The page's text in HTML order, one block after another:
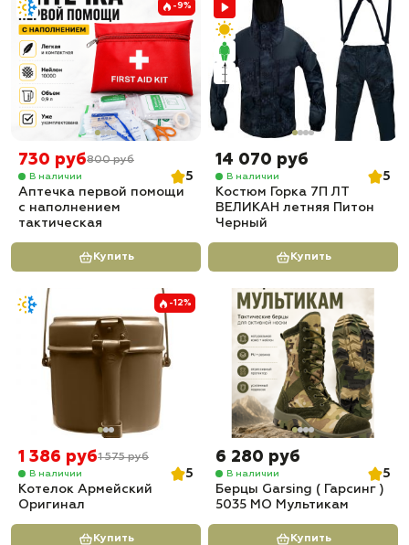
-9%
730 руб800 руб
В наличии
5
Аптечка первой помощи
с наполнением
тактическая
Купить
14 070 руб
В наличии
5
Костюм Горка 7П ЛТ
ВЕЛИКАН летняя Питон
Черный
Купить
-12%
1 386 руб1 575 руб
В наличии
5
Котелок Армейский
Оригинал
Купить
6 280 руб
В наличии
5
Берцы Garsing ( Гарсинг )
5035 МО Мультикам
Купить